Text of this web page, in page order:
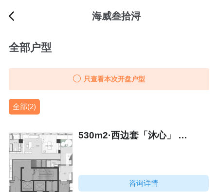
海威叁拾浔
全部户型
只查看本次开盘户型
全部(2)
530m2·西边套「沐心」 平面图
咨询详情